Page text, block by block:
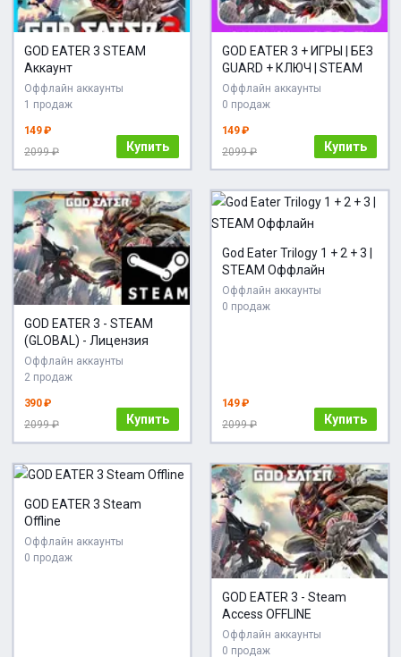
GOD EATER 3 STEAM
Аккаунт
Оффлайн аккаунты
1 продаж
149 ₽
2099 ₽
Купить
GOD EATER 3 + ИГРЫ | БЕЗ
GUARD + КЛЮЧ | STEAM
Оффлайн аккаунты
0 продаж
149 ₽
2099 ₽
Купить
GOD EATER 3 - STEAM
(GLOBAL) - Лицензия
Оффлайн аккаунты
2 продаж
390 ₽
2099 ₽
Купить
God Eater Trilogy 1 + 2 + 3 |
STEAM Оффлайн
Оффлайн аккаунты
0 продаж
149 ₽
2099 ₽
Купить
GOD EATER 3 Steam
Offline
Оффлайн аккаунты
0 продаж
GOD EATER 3 - Steam
Access OFFLINE
Оффлайн аккаунты
0 продаж